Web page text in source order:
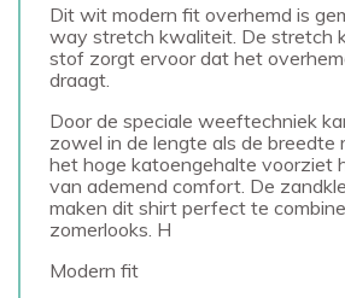
Dit wit modern fit overhemd is
way stretch kwaliteit. De stretch
stof zorgt ervoor dat het
draagt.
Door de speciale weeftechniek
zowel in de lengte als de breedte
het hoge katoengehalte voorziet
van ademend comfort. De
maken dit shirt perfect te
zomerlooks. H
Modern fit